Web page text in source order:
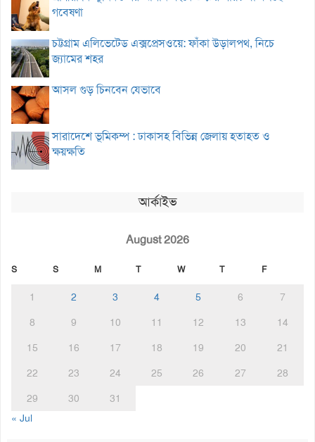
গবেষণা
চট্টগ্রাম এলিভেটেড এক্সপ্রেসওয়ে: ফাঁকা উড়ালপথ, নিচে
জ্যামের শহর
আসল গুড় চিনবেন যেভাবে
সারাদেশে ভূমিকম্প : ঢাকাসহ বিভিন্ন জেলায় হতাহত ও
ক্ষয়ক্ষতি
আর্কাইভ
August 2026
S S M T W T F
1 2 3 4 5 6
7
8
9 10 11 12 13
14
15
16 17 18 19 20
21
22
23 24 25 26 27
28
29
30
31
« Jul